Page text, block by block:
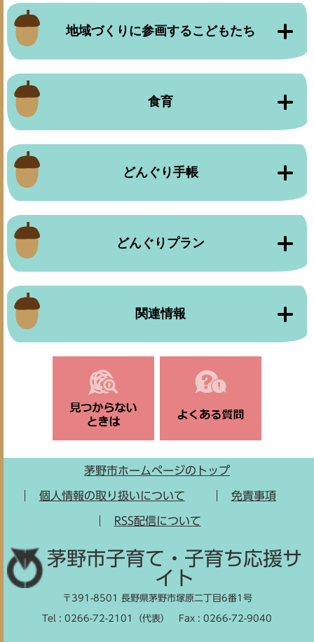
地域づくりに参画するこどもたち
食育
どんぐり手帳
どんぐりプラン
関連情報
茅野市ホームページのトップ
個人情報の取り扱いについて 免責事項
RSS配信について
茅野市子育て・子育ち応援サ
イト
〒391-8501 長野県茅野市塚原二丁目6番1号
Tel : 0266-72-2101（代表） Fax : 0266-72-9040